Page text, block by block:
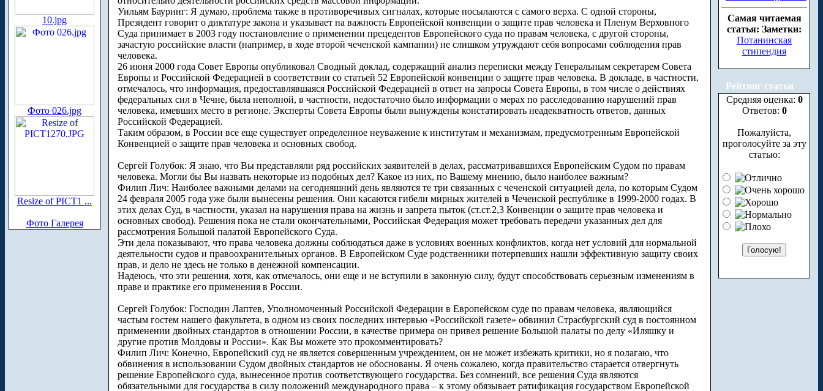
10.jpg
Фото 026.jpg
Resize of PICT1 ...
Фото Галерея
Уильям Бауринг: Я думаю, проблема также в противоречивых сигналах, которые посылаются с самого верха. С одной стороны,
Президент говорит о диктатуре закона и указывает на важность Европейской конвенции о защите прав человека и Пленум Верховного
Суда принимает в 2003 году постановление о применении прецедентов Европейского суда по правам человека, с другой стороны,
зачастую российские власти (например, в ходе второй чеченской кампании) не слишком утруждают себя вопросами соблюдения прав
человека.
26 июня 2000 года Совет Европы опубликовал Сводный доклад, содержащий анализ переписки между Генеральным секретарем Совета
Европы и Российской Федерацией в соответствии со статьей 52 Европейской конвенции о защите прав человека. В докладе, в частности,
отмечалось, что информация, предоставлявшаяся Российской Федерацией в ответ на запросы Совета Европы, в том числе о действиях
федеральных сил в Чечне, была неполной, в частности, недостаточно было информации о мерах по расследованию нарушений прав
человека, имевших место в регионе. Эксперты Совета Европы были вынуждены констатировать неадекватность ответов, данных
Российской Федерацией.
Таким образом, в России все еще существует определенное неуважение к институтам и механизмам, предусмотренным Европейской
Конвенцией о защите прав человека и основных свобод.
Сергей Голубок: Я знаю, что Вы представляли ряд российских заявителей в делах, рассматривавшихся Европейским Судом по правам
человека. Могли бы Вы назвать некоторые из подобных дел? Какое из них, по Вашему мнению, было наиболее важным?
Филип Лич: Наиболее важными делами на сегодняшний день являются те три связанных с чеченской ситуацией дела, по которым Судом
24 февраля 2005 года уже были вынесены решения. Они касаются гибели мирных жителей в Чеченской республике в 1999-2000 годах. В
этих делах Суд, в частности, указал на нарушения права на жизнь и запрета пыток (ст.ст.2,3 Конвенции о защите прав человека и
основных свобод). Решения пока не стали окончательными, Российская Федерация может требовать передачи указанных дел для
рассмотрения Большой палатой Европейского Суда.
Эти дела показывают, что права человека должны соблюдаться даже в условиях военных конфликтов, когда нет условий для нормальной
деятельности судов и правоохранительных органов. В Европейском Суде родственники потерпевших нашли эффективную защиту своих
прав, и дело не здесь не только в денежной компенсации.
Надеюсь, что эти решения, хотя, как отмечалось, они еще и не вступили в законную силу, будут способствовать серьезным изменениям в
праве и практике его применения в России.
Сергей Голубок: Господин Лаптев, Уполномоченный Российской Федерации в Европейском суде по правам человека, являющийся
частым гостем нашего факультета, в одном из своих последних интервью «Российской газете» обвинил Страсбургский суд в постоянном
применении двойных стандартов в отношении России, в качестве примера он привел решение Большой палаты по делу «Иляшку и
другие против Молдовы и России». Как Вы можете это прокомментировать?
Филип Лич: Конечно, Европейский суд не является совершенным учреждением, он не может избежать критики, но я полагаю, что
обвинения в использовании Судом двойных стандартов не обоснованы. Я очень сожалею, когда правительство старается отвергнуть
решение Европейского суда, вынесенное против соответствующего государства. Без сомнений, все решения Суда являются
обязательными для государства в силу положений международного права – к этому обязывает ратификация государством Европейской
Самая читаемая
статья: Заметки:
Потанинская
стипендия
Рейтинг статьи
Средняя оценка: 0
Ответов: 0
Пожалуйста,
проголосуйте за эту
статью: